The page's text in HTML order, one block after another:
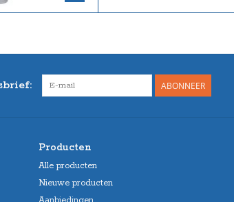
ABONNEER
Producten
Alle producten
Nieuwe producten